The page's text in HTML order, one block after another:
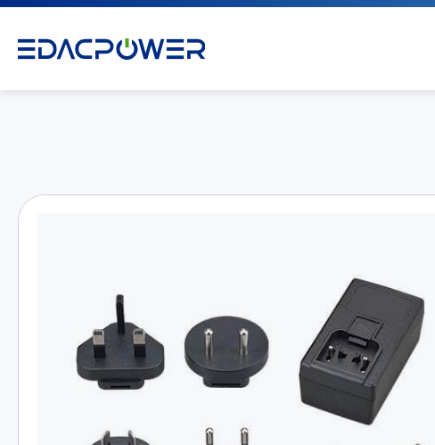
AC/DC 電源適配器
AC/DC 醫療電源供應器